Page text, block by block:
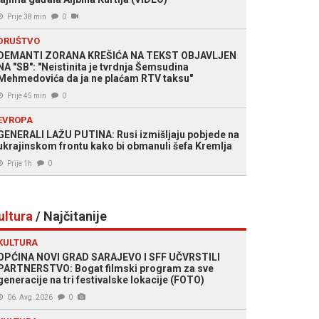
Prije 38 min 0
ZORANA KREŠIĆA NA TEKST OBJAVLJEN
"SB": "Neistinita je tvrdnja Šemsudina
da ja ne plaćam RTV taksu"
Prije 45 min 0
LAŽU PUTINA: Rusi izmišljaju pobjede na
frontu kako bi obmanuli šefa Kremlja
Prije 1h 0
/ Najčitanije
NOVI GRAD SARAJEVO I SFF UČVRSTILI
Bogat filmski program za sve
na tri festivalske lokacije (FOTO)
06. Avg. 2026 0